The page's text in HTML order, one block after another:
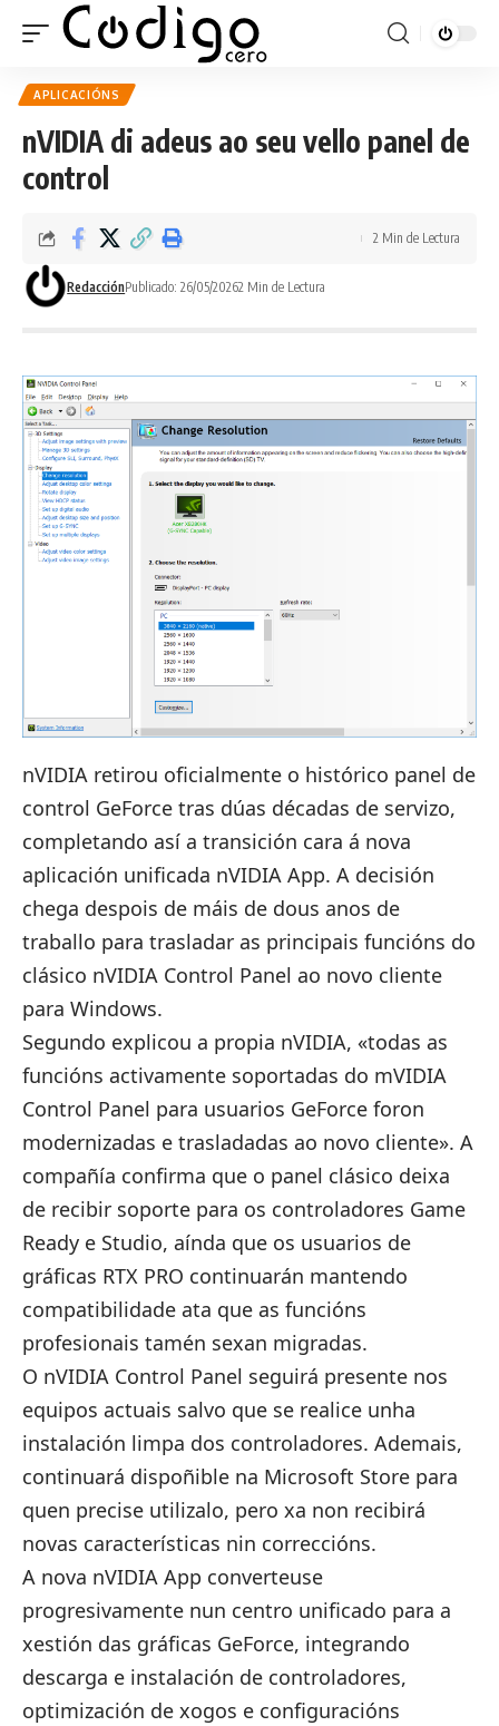
APLICACIÓNS
nVIDIA di adeus ao seu vello panel de
control
RedacciónPublicado: 26/05/20262 Min de Lectura
2 Min de Lectura
nVIDIA retirou oficialmente o histórico panel de
control GeForce tras dúas décadas de servizo,
completando así a transición cara á nova
aplicación unificada nVIDIA App. A decisión
chega despois de máis de dous anos de
traballo para trasladar as principais funcións do
clásico nVIDIA Control Panel ao novo cliente
para Windows.
Segundo explicou a propia nVIDIA, «todas as
funcións activamente soportadas do mVIDIA
Control Panel para usuarios GeForce foron
modernizadas e trasladadas ao novo cliente». A
compañía confirma que o panel clásico deixa
de recibir soporte para os controladores Game
Ready e Studio, aínda que os usuarios de
gráficas RTX PRO continuarán mantendo
compatibilidade ata que as funcións
profesionais tamén sexan migradas.
O nVIDIA Control Panel seguirá presente nos
equipos actuais salvo que se realice unha
instalación limpa dos controladores. Ademais,
continuará dispoñible na Microsoft Store para
quen precise utilizalo, pero xa non recibirá
novas características nin correccións.
A nova nVIDIA App converteuse
progresivamente nun centro unificado para a
xestión das gráficas GeForce, integrando
descarga e instalación de controladores,
optimización de xogos e configuracións